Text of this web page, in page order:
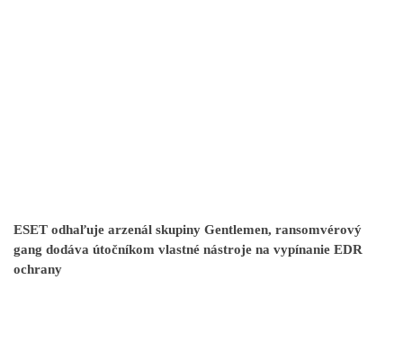
ESET odhaľuje arzenál skupiny Gentlemen, ransomvérový
gang dodáva útočníkom vlastné nástroje na vypínanie EDR
ochrany